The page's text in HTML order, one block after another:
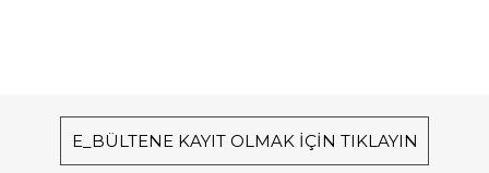
E_BÜLTENE KAYIT OLMAK İÇİN TIKLAYIN